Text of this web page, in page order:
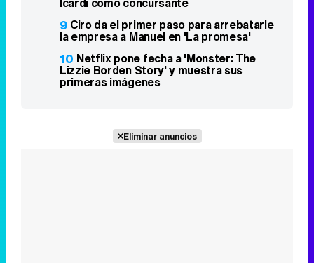
9 Ciro da el primer paso para arrebatarle
la empresa a Manuel en 'La promesa'
10 Netflix pone fecha a 'Monster: The
Lizzie Borden Story' y muestra sus
primeras imágenes
Eliminar anuncios